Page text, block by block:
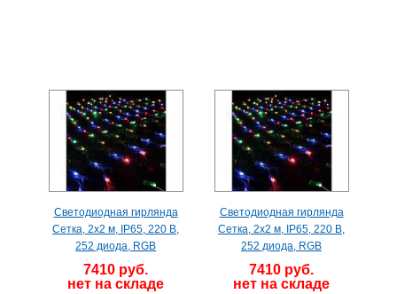
Светодиодная гирлянда
Сетка, 2х2 м, IP65, 220 В,
252 диода, RGB
7410 руб.
нет на складе
Светодиодная гирлянда
Сетка, 2х2 м, IP65, 220 В,
252 диода, RGB
7410 руб.
нет на складе